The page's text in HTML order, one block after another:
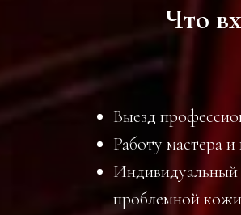
Что
Выезд
Работу мастера
Индивидуальный
проблемной кожи